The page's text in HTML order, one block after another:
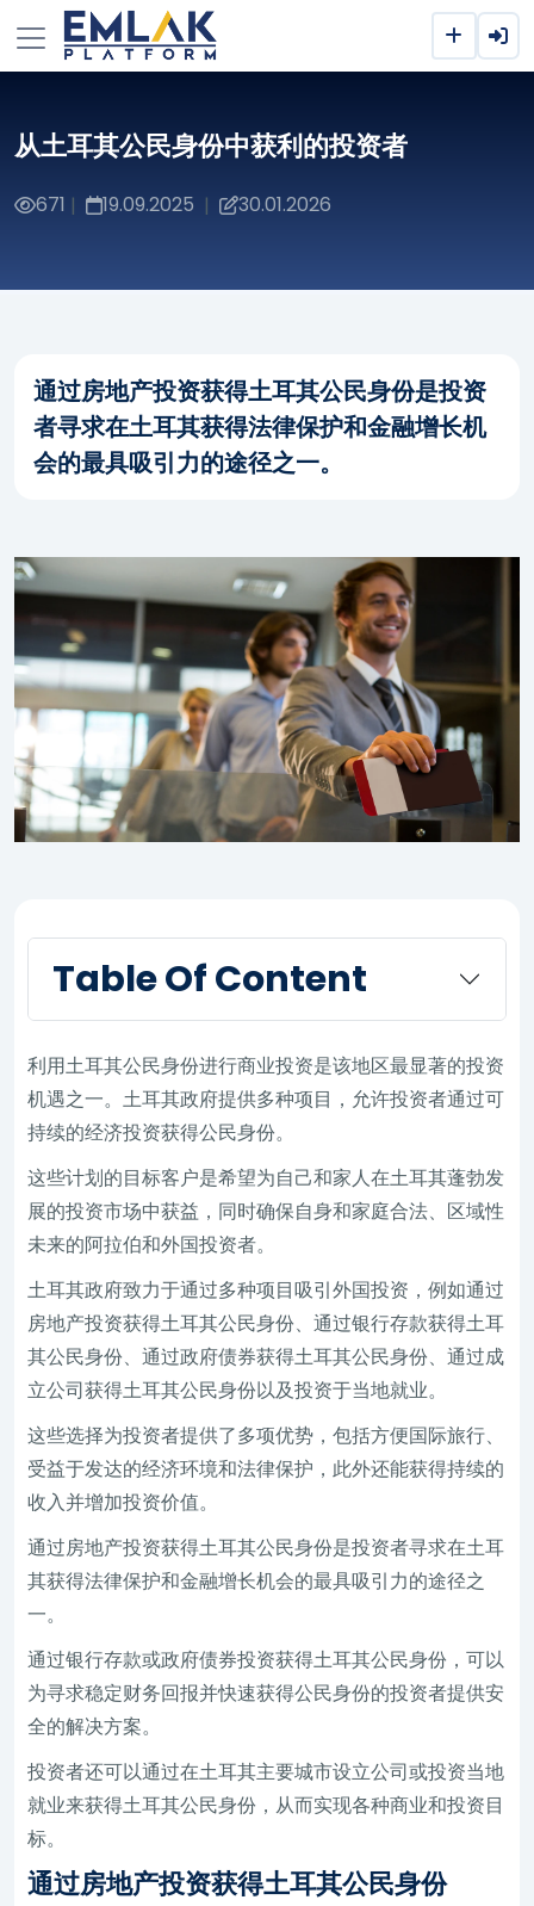
从土耳其公民身份中获利的投资者
671 | 19.09.2025 | 30.01.2026
通过房地产投资获得土耳其公民身份是投资
者寻求在土耳其获得法律保护和金融增长机
会的最具吸引力的途径之一。
Table Of Content
利用土耳其公民身份进行商业投资是该地区最显著的投资
机遇之一。土耳其政府提供多种项目，允许投资者通过可
持续的经济投资获得公民身份。
这些计划的目标客户是希望为自己和家人在土耳其蓬勃发
展的投资市场中获益，同时确保自身和家庭合法、区域性
未来的阿拉伯和外国投资者。
土耳其政府致力于通过多种项目吸引外国投资，例如通过
房地产投资获得土耳其公民身份、通过银行存款获得土耳
其公民身份、通过政府债券获得土耳其公民身份、通过成
立公司获得土耳其公民身份以及投资于当地就业。
这些选择为投资者提供了多项优势，包括方便国际旅行、
受益于发达的经济环境和法律保护，此外还能获得持续的
收入并增加投资价值。
通过房地产投资获得土耳其公民身份是投资者寻求在土耳
其获得法律保护和金融增长机会的最具吸引力的途径之
一。
通过银行存款或政府债券投资获得土耳其公民身份，可以
为寻求稳定财务回报并快速获得公民身份的投资者提供安
全的解决方案。
投资者还可以通过在土耳其主要城市设立公司或投资当地
就业来获得土耳其公民身份，从而实现各种商业和投资目
标。
通过房地产投资获得土耳其公民身份